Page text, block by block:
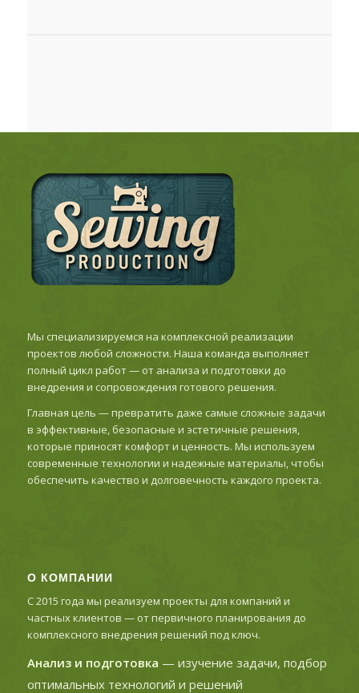
Мы специализируемся на комплексной реализации
проектов любой сложности. Наша команда выполняет
полный цикл работ — от анализа и подготовки до
внедрения и сопровождения готового решения.
Главная цель — превратить даже самые сложные задачи
в эффективные, безопасные и эстетичные решения,
которые приносят комфорт и ценность. Мы используем
современные технологии и надежные материалы, чтобы
обеспечить качество и долговечность каждого проекта.
О КОМПАНИИ
С 2015 года мы реализуем проекты для компаний и
частных клиентов — от первичного планирования до
комплексного внедрения решений под ключ.
Анализ и подготовка — изучение задачи, подбор
оптимальных технологий и решений